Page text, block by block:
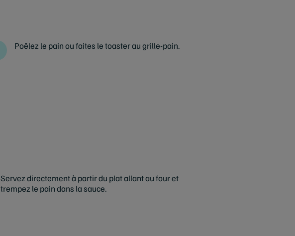
Poêlez le pain ou faites le toaster au grille-pain.
Servez directement à partir du plat allant au four et
trempez le pain dans la sauce.